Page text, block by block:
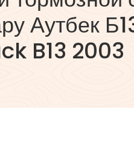
Аутбек
B13 2003